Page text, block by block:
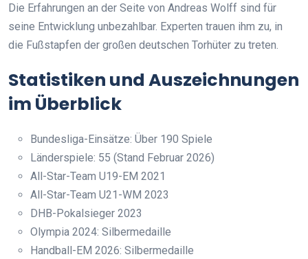
Die Erfahrungen an der Seite von Andreas Wolff sind für
seine Entwicklung unbezahlbar. Experten trauen ihm zu, in
die Fußstapfen der großen deutschen Torhüter zu treten.
Statistiken und Auszeichnungen
im Überblick
Bundesliga-Einsätze: Über 190 Spiele
Länderspiele: 55 (Stand Februar 2026)
All-Star-Team U19-EM 2021
All-Star-Team U21-WM 2023
DHB-Pokalsieger 2023
Olympia 2024: Silbermedaille
Handball-EM 2026: Silbermedaille